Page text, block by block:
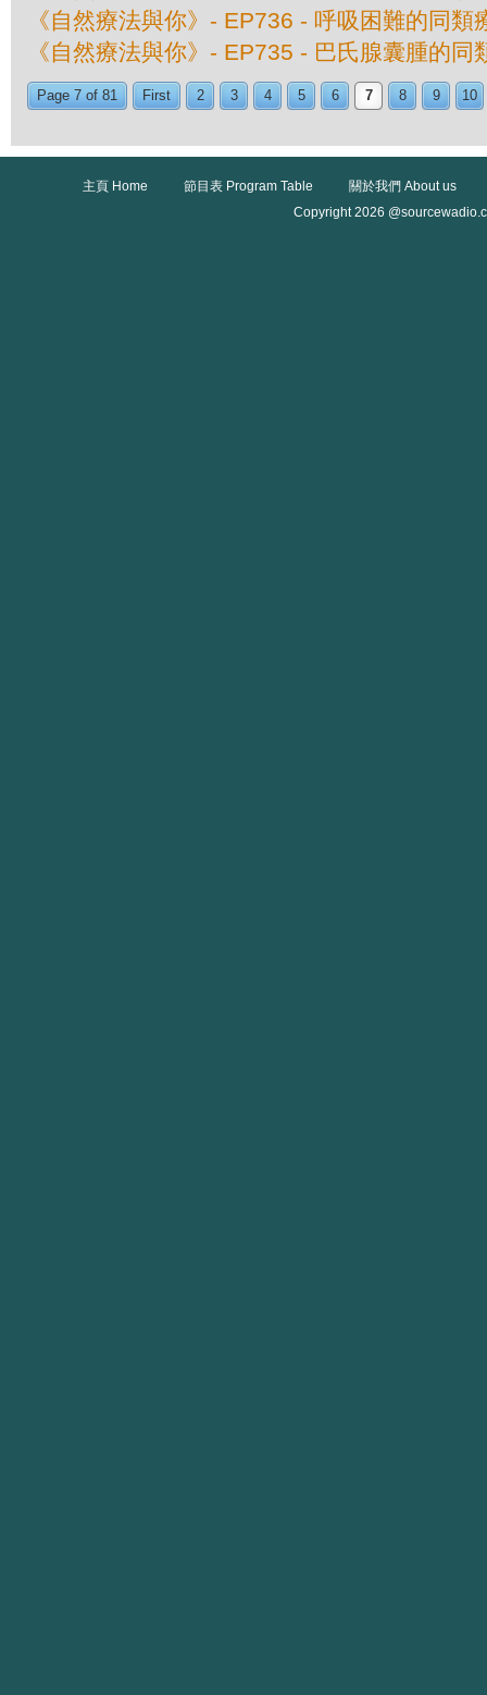
《自然療法與你》- EP736 - 呼吸困難的同類
《自然療法與你》- EP735 - 巴氏腺囊腫的同
Page 7 of 81 First 2 3 4 5 6 7 8 9 10
主頁 Home 節目表 Program Table
關於我們 About us
Copyright 2026